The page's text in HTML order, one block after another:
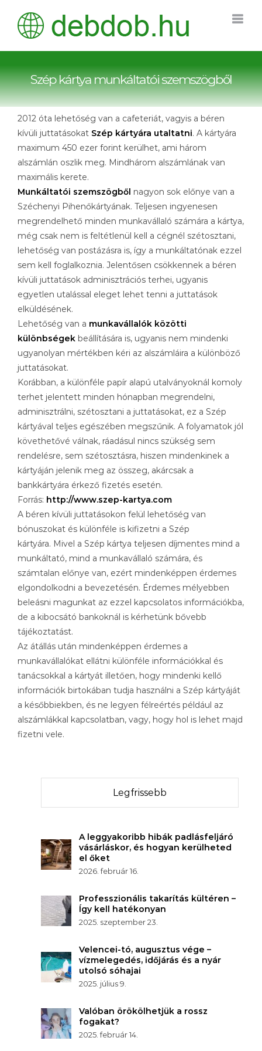
Szép kártya munkáltatói szemszögből
2012 óta lehetőség van a cafeteriát, vagyis a béren
kívüli juttatásokat Szép kártyára utaltatni. A kártyára
maximum 450 ezer forint kerülhet, ami három
alszámlán oszlik meg. Mindhárom alszámlának van
maximális kerete.
Munkáltatói szemszögből nagyon sok előnye van a
Széchenyi Pihenőkártyának. Teljesen ingyenesen
megrendelhető minden munkavállaló számára a kártya,
még csak nem is feltétlenül kell a cégnél szétosztani,
lehetőség van postázásra is, így a munkáltatónak ezzel
sem kell foglalkoznia. Jelentősen csökkennek a béren
kívüli juttatások adminisztrációs terhei, ugyanis
egyetlen utalással eleget lehet tenni a juttatások
elküldésének.
Lehetőség van a munkavállalók közötti
különbségek beállítására is, ugyanis nem mindenki
ugyanolyan mértékben kéri az alszámláira a különböző
juttatásokat.
Korábban, a különféle papír alapú utalványoknál komoly
terhet jelentett minden hónapban megrendelni,
adminisztrálni, szétosztani a juttatásokat, ez a Szép
kártyával teljes egészében megszűnik. A folyamatok jól
követhetővé válnak, ráadásul nincs szükség sem
rendelésre, sem szétosztásra, hiszen mindenkinek a
kártyáján jelenik meg az összeg, akárcsak a
bankkártyára érkező fizetés esetén.
Forrás: http://www.szep-kartya.com
A béren kívüli juttatásokon felül lehetőség van
bónuszokat és különféle is kifizetni a Szép
kártyára. Mivel a Szép kártya teljesen díjmentes mind a
munkáltató, mind a munkavállaló számára, és
számtalan előnye van, ezért mindenképpen érdemes
elgondolkodni a bevezetésén. Érdemes mélyebben
beleásni magunkat az ezzel kapcsolatos információkba,
de a kibocsátó bankoknál is kérhetünk bővebb
tájékoztatást.
Az átállás után mindenképpen érdemes a
munkavállalókat ellátni különféle információkkal és
tanácsokkal a kártyát illetően, hogy mindenki kellő
információk birtokában tudja használni a Szép kártyáját
a későbbiekben, és ne legyen félreértés például az
alszámlákkal kapcsolatban, vagy, hogy hol is lehet majd
fizetni vele.
Legfrissebb
A leggyakoribb hibák padlásfeljáró
vásárláskor, és hogyan kerülheted
el őket
2026. február 16.
Professzionális takarítás kültéren –
Így kell hatékonyan
2025. szeptember 23.
Velencei-tó, augusztus vége –
vízmelegedés, időjárás és a nyár
utolsó sóhajai
2025. július 9.
Valóban örökölhetjük a rossz
fogakat?
2025. február 14.